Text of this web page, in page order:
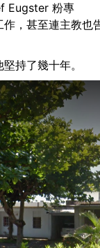
Eugster 粉專
，甚至連主教
持了幾十年。